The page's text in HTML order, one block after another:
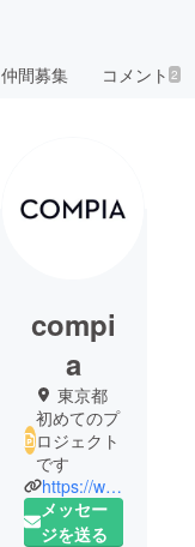
仲間募集 コメント2
compi
a
東京都
初めてのプ
ロジェクト
です
https://www.rakuten.ne.jp/gold/compia/
メッセー
ジを送る